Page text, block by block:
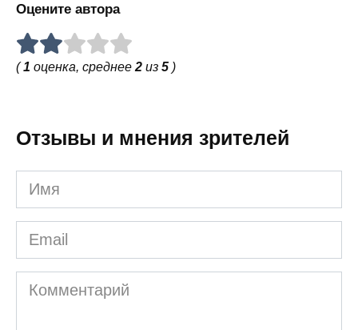
Оцените автора
(1 оценка, среднее 2 из 5 )
Отзывы и мнения зрителей
Имя
Email
Комментарий